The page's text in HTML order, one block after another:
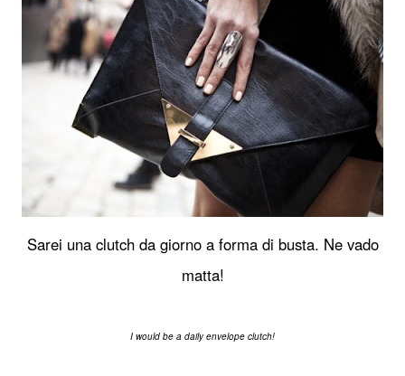
Sarei una clutch da giorno a forma di busta. Ne vado
matta!
I would be a daily envelope clutch!